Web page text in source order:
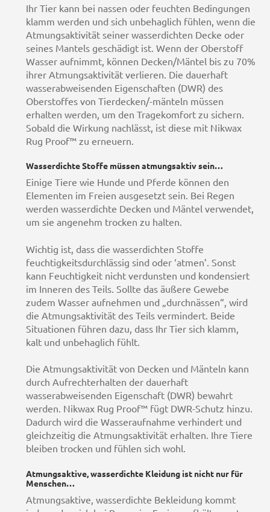
Ihr Tier kann bei nassen oder feuchten Bedingungen
klamm werden und sich unbehaglich fühlen, wenn die
Atmungsaktivität seiner wasserdichten Decke oder
seines Mantels geschädigt ist. Wenn der Oberstoff
Wasser aufnimmt, können Decken/Mäntel bis zu 70%
ihrer Atmungsaktivität verlieren. Die dauerhaft
wasserabweisenden Eigenschaften (DWR) des
Oberstoffes von Tierdecken/-mänteln müssen
erhalten werden, um den Tragekomfort zu sichern.
Sobald die Wirkung nachlässt, ist diese mit Nikwax
Rug Proof™ zu erneuern.
Wasserdichte Stoffe müssen atmungsaktiv sein…
Einige Tiere wie Hunde und Pferde können den
Elementen im Freien ausgesetzt sein. Bei Regen
werden wasserdichte Decken und Mäntel verwendet,
um sie angenehm trocken zu halten.
Wichtig ist, dass die wasserdichten Stoffe
feuchtigkeitsdurchlässig sind oder ‘atmen’. Sonst
kann Feuchtigkeit nicht verdunsten und kondensiert
im Inneren des Teils. Sollte das äußere Gewebe
zudem Wasser aufnehmen und „durchnässen“, wird
die Atmungsaktivität des Teils vermindert. Beide
Situationen führen dazu, dass Ihr Tier sich klamm,
kalt und unbehaglich fühlt.
Die Atmungsaktivität von Decken und Mänteln kann
durch Aufrechterhalten der dauerhaft
wasserabweisenden Eigenschaft (DWR) bewahrt
werden. Nikwax Rug Proof™ fügt DWR-Schutz hinzu.
Dadurch wird die Wasseraufnahme verhindert und
gleichzeitig die Atmungsaktivität erhalten. Ihre Tiere
bleiben trocken und fühlen sich wohl.
Atmungsaktive, wasserdichte Kleidung ist nicht nur für
Menschen…
Atmungsaktive, wasserdichte Bekleidung kommt